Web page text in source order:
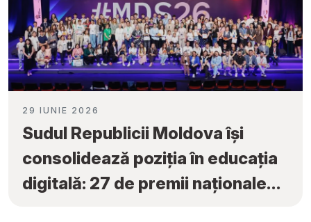
29 IUNIE 2026
Sudul Republicii Moldova își
consolidează poziția în educația
digitală: 27 de premii naționale